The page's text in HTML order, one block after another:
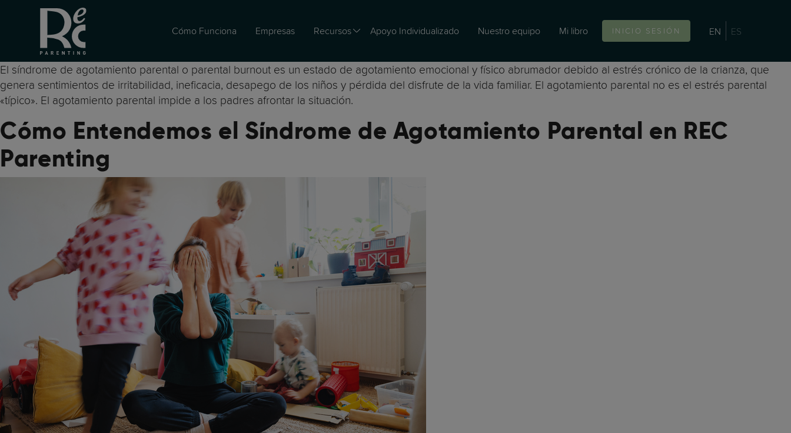
Cómo Funciona Empresas Recursos Apoyo Individualizado Nuestro equipo Mi libro INICIO SESIÓN EN ES
El síndrome de agotamiento parental o parental burnout es un estado de agotamiento emocional y físico abrumador debido al estrés crónico de la crianza, que
genera sentimientos de irritabilidad, ineficacia, desapego de los niños y pérdida del disfrute de la vida familiar. El agotamiento parental no es el estrés parental
«típico». El agotamiento parental impide a los padres afrontar la situación.
Cómo Entendemos el Síndrome de Agotamiento Parental en REC
Parenting